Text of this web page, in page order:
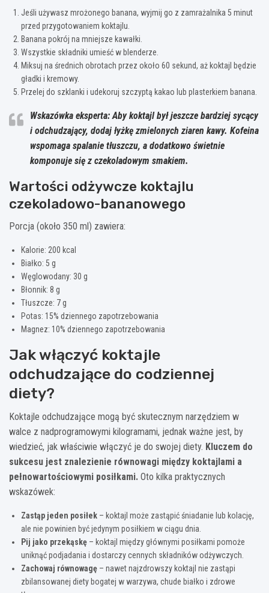
Jeśli używasz mrożonego banana, wyjmij go z zamrażalnika 5 minut
przed przygotowaniem koktajlu.
Banana pokrój na mniejsze kawałki.
Wszystkie składniki umieść w blenderze.
Miksuj na średnich obrotach przez około 60 sekund, aż koktajl będzie
gładki i kremowy.
Przelej do szklanki i udekoruj szczyptą kakao lub plasterkiem banana.
Wskazówka eksperta: Aby koktajl był jeszcze bardziej sycący
i odchudzający, dodaj łyżkę zmielonych ziaren kawy. Kofeina
wspomaga spalanie tłuszczu, a dodatkowo świetnie
komponuje się z czekoladowym smakiem.
Wartości odżywcze koktajlu
czekoladowo-bananowego
Porcja (około 350 ml) zawiera:
Kalorie: 200 kcal
Białko: 5 g
Węglowodany: 30 g
Błonnik: 8 g
Tłuszcze: 7 g
Potas: 15% dziennego zapotrzebowania
Magnez: 10% dziennego zapotrzebowania
Jak włączyć koktajle
odchudzające do codziennej
diety?
Koktajle odchudzające mogą być skutecznym narzędziem w
walce z nadprogramowymi kilogramami, jednak ważne jest, by
wiedzieć, jak właściwie włączyć je do swojej diety. Kluczem do
sukcesu jest znalezienie równowagi między koktajlami a
pełnowartościowymi posiłkami. Oto kilka praktycznych
wskazówek:
Zastąp jeden posiłek – koktajl może zastąpić śniadanie lub kolację,
ale nie powinien być jedynym posiłkiem w ciągu dnia.
Pij jako przekąskę – koktajl między głównymi posiłkami pomoże
uniknąć podjadania i dostarczy cennych składników odżywczych.
Zachowaj równowagę – nawet najzdrowszy koktajl nie zastąpi
zbilansowanej diety bogatej w warzywa, chude białko i zdrowe